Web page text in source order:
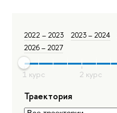
2022 – 2023 2023 – 2024
2026 – 2027
Траектория